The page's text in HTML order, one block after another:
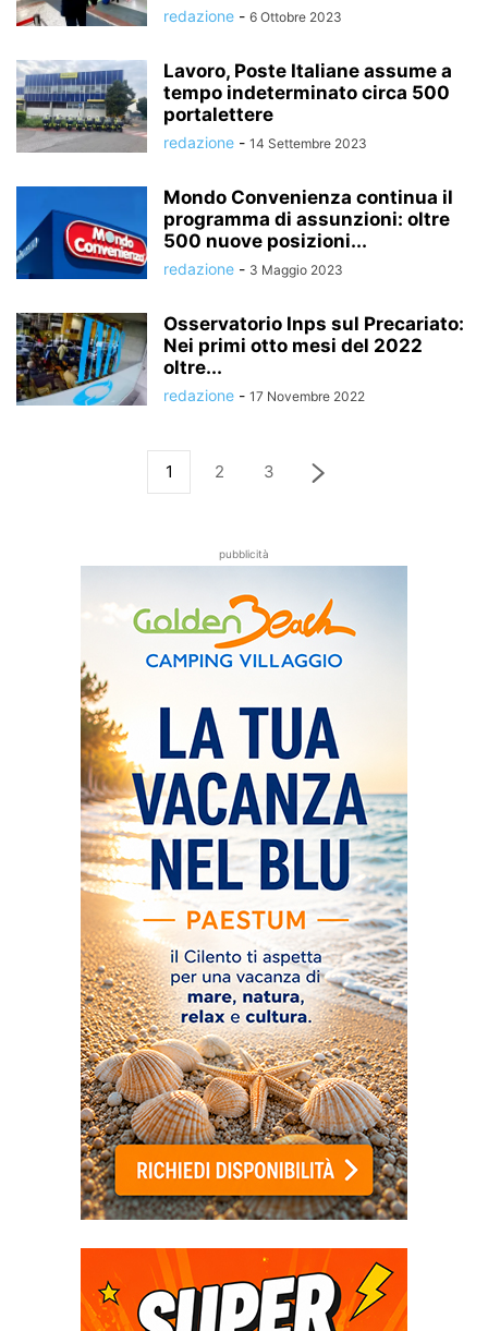
redazione - 6 Ottobre 2023
Lavoro, Poste Italiane assume a
tempo indeterminato circa 500
portalettere
redazione - 14 Settembre 2023
Mondo Convenienza continua il
programma di assunzioni: oltre
500 nuove posizioni...
redazione - 3 Maggio 2023
Osservatorio Inps sul Precariato:
Nei primi otto mesi del 2022
oltre...
redazione - 17 Novembre 2022
1 2 3
pubblicità